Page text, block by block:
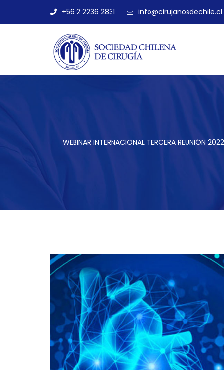
+56 2 2236 2831 info@cirujanosdechile.cl
WEBINAR INTERNACIONAL TERCERA REUNIÓN